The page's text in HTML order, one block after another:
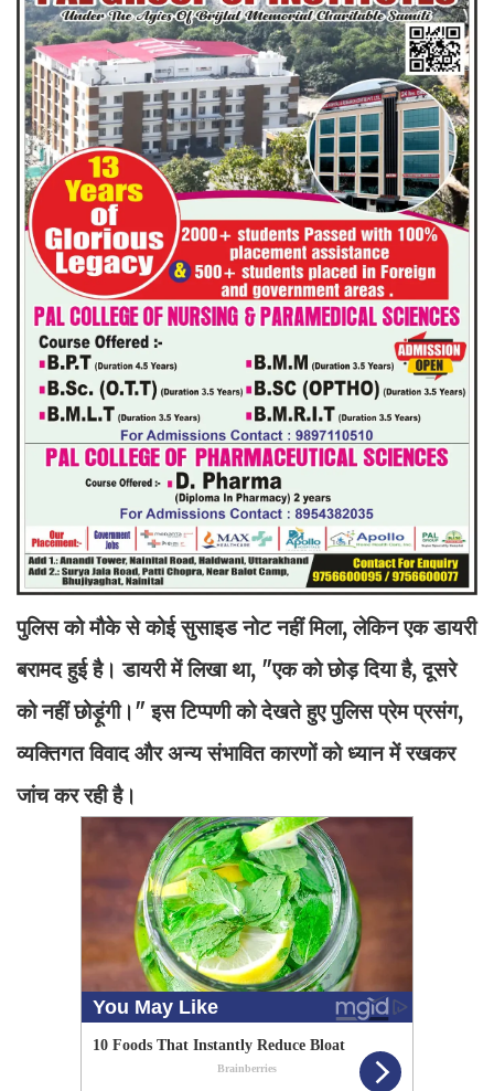
पुलिस को मौके से कोई सुसाइड नोट नहीं मिला, लेकिन एक डायरी
बरामद हुई है। डायरी में लिखा था, "एक को छोड़ दिया है, दूसरे
को नहीं छोड़ूंगी।" इस टिप्पणी को देखते हुए पुलिस प्रेम प्रसंग,
व्यक्तिगत विवाद और अन्य संभावित कारणों को ध्यान में रखकर
जांच कर रही है।